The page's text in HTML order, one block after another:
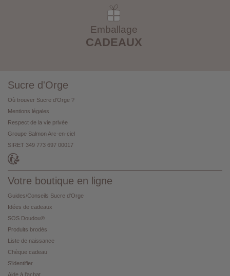
Emballage
CADEAUX
Sucre d'Orge
Où trouver Sucre d'Orge ?
Mentions légales
Respect de la vie privée
Groupe Salmon Arc-en-ciel
SIRET 349 773 697 00017
Votre boutique en ligne
Guides/Conseils Sucre d'Orge
Idées de cadeaux
SOS Doudou®
Produits brodés
Liste de naissance
Chèque cadeau
S'identifier
Aide à l'achat